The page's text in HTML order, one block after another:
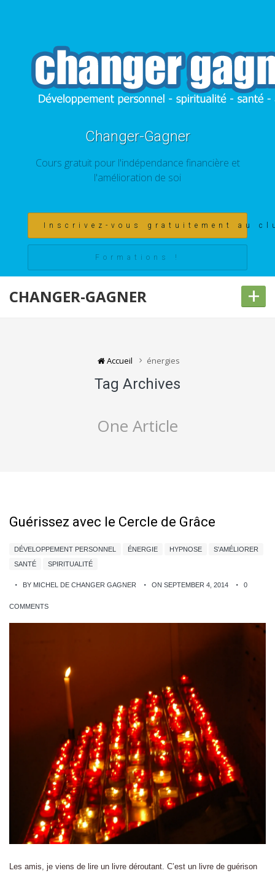
Changer-Gagner
Cours gratuit pour l'indépendance financière et
l'amélioration de soi
Inscrivez-vous gratuitement au
Formations !
CHANGER-GAGNER +
Accueil énergies
Tag Archives
One Article
Guérissez avec le Cercle de Grâce
DÉVELOPPEMENT PERSONNEL ÉNERGIE HYPNOSE
S'AMÉLIORER
SANTÉ
SPIRITUALITÉ
BY MICHEL DE CHANGER GAGNER ON SEPTEMBER 4, 2014 0
COMMENTS
Les amis, je viens de lire un livre déroutant. C’est un livre de guérison